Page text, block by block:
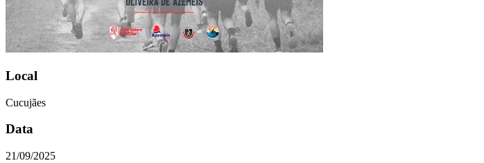
Local
Cucujães
Data
21/09/2025